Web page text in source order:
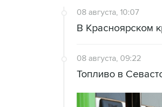
08 августа, 10:07
В Красноярском
08 августа, 09:22
Топливо в